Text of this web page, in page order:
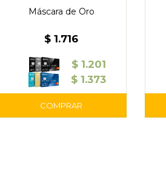
Máscara de Oro
$ 1.716
$ 1.201
$ 1.373